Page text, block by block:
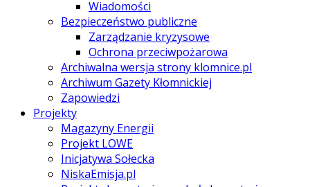
Wiadomości
Bezpieczeństwo publiczne
Zarządzanie kryzysowe
Ochrona przeciwpożarowa
Archiwalna wersja strony klomnice.pl
Archiwum Gazety Kłomnickiej
Zapowiedzi
Projekty
Magazyny Energii
Projekt LOWE
Inicjatywa Sołecka
NiskaEmisja.pl